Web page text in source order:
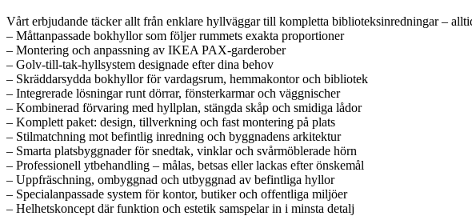
Vårt erbjudande täcker allt från enklare hyllväggar till kompletta biblioteksinredningar –
– Måttanpassade bokhyllor som följer rummets exakta proportioner
– Montering och anpassning av IKEA PAX-garderober
– Golv-till-tak-hyllsystem designade efter dina behov
– Skräddarsydda bokhyllor för vardagsrum, hemmakontor och bibliotek
– Integrerade lösningar runt dörrar, fönsterkarmar och väggnischer
– Kombinerad förvaring med hyllplan, stängda skåp och smidiga lådor
– Komplett paket: design, tillverkning och fast montering på plats
– Stilmatchning mot befintlig inredning och byggnadens arkitektur
– Smarta platsbyggnader för snedtak, vinklar och svårmöblerade hörn
– Professionell ytbehandling – målas, betsas eller lackas efter önskemål
– Uppfräschning, ombyggnad och utbyggnad av befintliga hyllor
– Specialanpassade system för kontor, butiker och offentliga miljöer
– Helhetskoncept där funktion och estetik samspelar in i minsta detalj